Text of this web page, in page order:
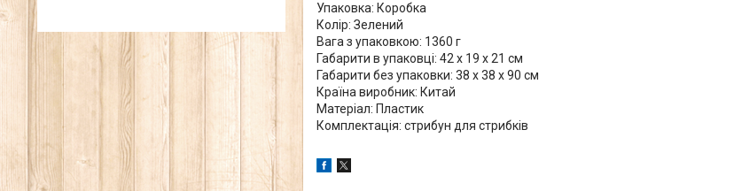
Упаковка: Коробка
Колір: Зелений
Вага з упаковкою: 1360 г
Габарити в упаковці: 42 x 19 x 21 см
Габарити без упаковки: 38 x 38 x 90 см
Країна виробник: Китай
Матеріал: Пластик
Комплектація: стрибун для стрибків